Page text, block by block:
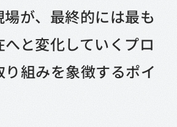
が、最終的には最も
と変化していくプロ
組みを象徴するポイ